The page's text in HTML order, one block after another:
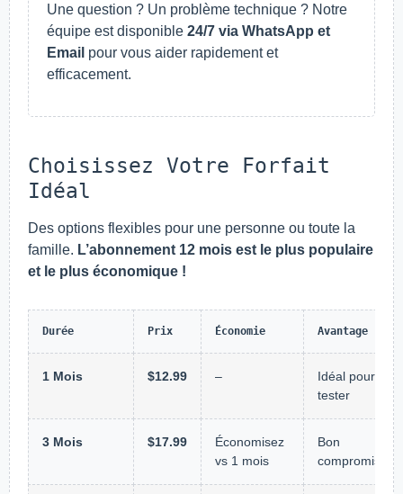
Une question ? Un problème technique ? Notre
équipe est disponible 24/7 via WhatsApp et
Email pour vous aider rapidement et
efficacement.
Choisissez Votre Forfait
Idéal
Des options flexibles pour une personne ou toute la
famille. L’abonnement 12 mois est le plus populaire
et le plus économique !
Durée Prix Économie Avantage
1 Mois $12.99 –
Idéal pour
tester
3 Mois $17.99
Économisez
vs 1 mois
Bon
compromis